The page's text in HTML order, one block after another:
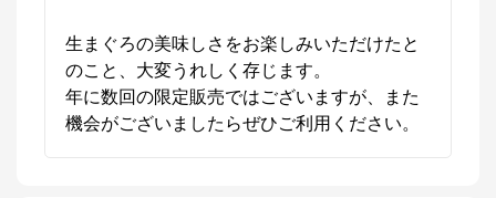
生まぐろの美味しさをお楽しみいただけたと
のこと、大変うれしく存じます。
年に数回の限定販売ではございますが、また
機会がございましたらぜひご利用ください。